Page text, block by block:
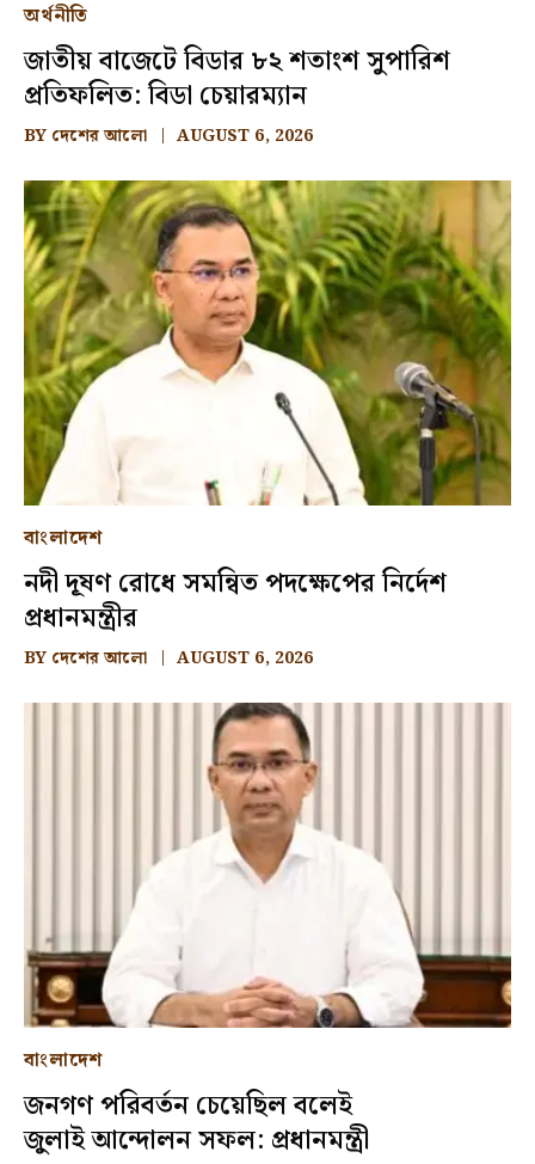
অর্থনীতি
জাতীয় বাজেটে বিডার ৮২ শতাংশ সুপারিশ
প্রতিফলিত: বিডা চেয়ারম্যান
BY দেশের আলো AUGUST 6, 2026
বাংলাদেশ
নদী দূষণ রোধে সমন্বিত পদক্ষেপের নির্দেশ
প্রধানমন্ত্রীর
BY দেশের আলো AUGUST 6, 2026
বাংলাদেশ
জনগণ পরিবর্তন চেয়েছিল বলেই
জুলাই আন্দোলন সফল: প্রধানমন্ত্রী